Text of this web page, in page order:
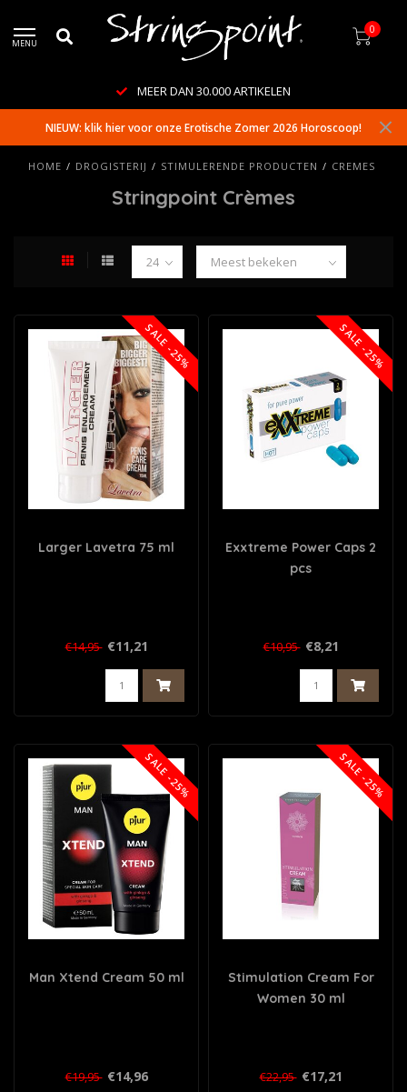
MENU
0
DAN 30.000 ARTIKELEN
NIEUW: klik hier voor onze Erotische Zomer 2026 Horoscoop!
HOME / DROGISTERIJ / STIMULERENDE PRODUCTEN / CREMES
Stringpoint Crèmes
SALE -25%
Larger Lavetra 75 ml
€14,95 €11,21
SALE -25%
Exxtreme Power Caps 2
pcs
€10,95 €8,21
SALE -25%
Man Xtend Cream 50 ml
€19,95 €14,96
SALE -25%
Stimulation Cream For
Women 30 ml
€22,95 €17,21